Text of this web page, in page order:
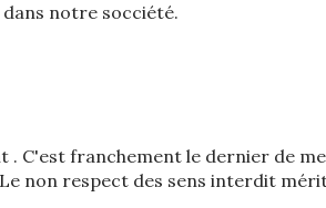
notre socciété.
. C'est franchement le dernier de
non respect des sens interdit